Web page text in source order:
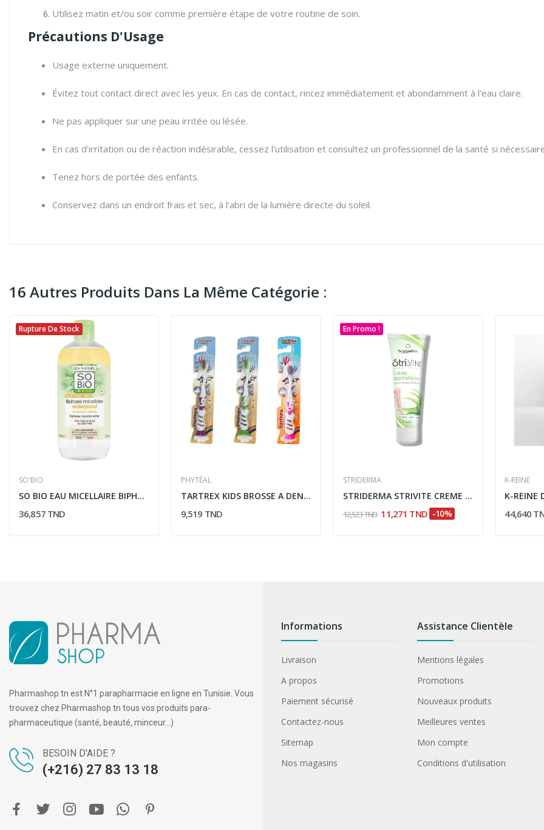
Utilisez matin et/ou soir comme première étape de votre routine de soin.
Précautions D'Usage
Usage externe uniquement.
Évitez tout contact direct avec les yeux. En cas de contact, rincez immédiatement et abondamment à l'eau claire.
Ne pas appliquer sur une peau irritée ou lésée.
En cas d'irritation ou de réaction indésirable, cessez l'utilisation et consultez un professionnel de la santé si
Tenez hors de portée des enfants.
Conservez dans un endroit frais et sec, à l'abri de la lumière directe du soleil.
16 Autres Produits Dans La Même Catégorie :
Rupture De Stock
SO'BIO
SO BIO EAU MICELLAIRE BIPHASIQUE WATERPROOF 500ML
36,857 TND
PHYTÉAL
TARTREX KIDS BROSSE A DENTS + 2 ANS
9,519 TND
En Promo !
STRIDERMA
STRIDERMA STRIVITE CREME DEPILATOIRE 100ML
12,523 TND 11,271 TND -10%
K-REINE
44,640
Pharmashop.tn est N°1 parapharmacie en ligne en Tunisie. Vous
trouvez chez Pharmashop.tn tous vos produits para-
pharmaceutique (santé, beauté, minceur...)
BESOIN D'AIDE ?
(+216) 27 83 13 18
Informations
Livraison
A propos
Paiement sécurisé
Contactez-nous
Sitemap
Nos magasins
Assistance Clientèle
Mentions légales
Promotions
Nouveaux produits
Meilleures ventes
Mon compte
Conditions d'utilisation